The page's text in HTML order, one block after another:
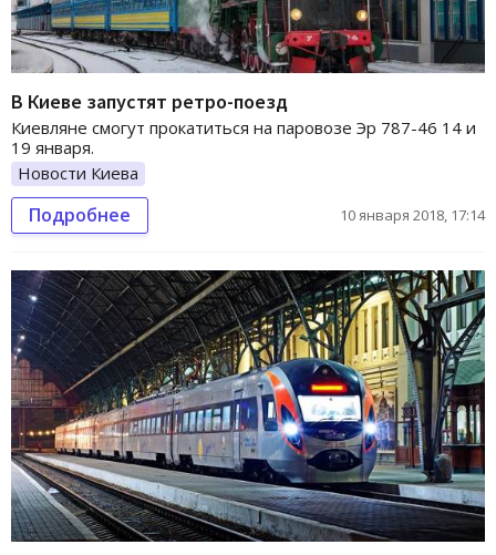
В Киеве запустят ретро-поезд
Киевляне смогут прокатиться на паровозе Эр 787-46 14 и
19 января.
Новости Киева
Подробнее 10 января 2018, 17:14